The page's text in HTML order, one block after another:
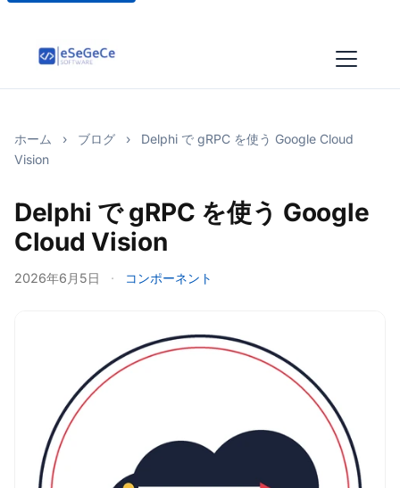
ホーム › ブログ ›
Delphi で gRPC を使う Google Cloud
Vision
Delphi で gRPC を使う Google
Cloud Vision
2026年6月5日 · コンポーネント